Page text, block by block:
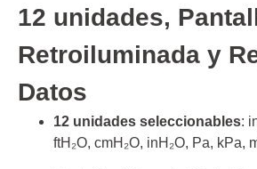
12 unidades,
Retroiluminada y
Datos
12 unidades seleccionables:
ftH₂O, cmH₂O, inH₂O, Pa, kPa,